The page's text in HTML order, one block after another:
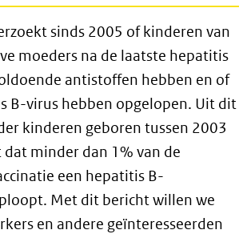
sinds 2005 of kinderen van
moeders na de laatste hepatitis
antistoffen hebben en of
B-virus hebben opgelopen. Uit dit
kinderen geboren tussen 2003
minder dan 1% van de
een hepatitis B-
Met dit bericht willen we
en andere geïnteresseerden